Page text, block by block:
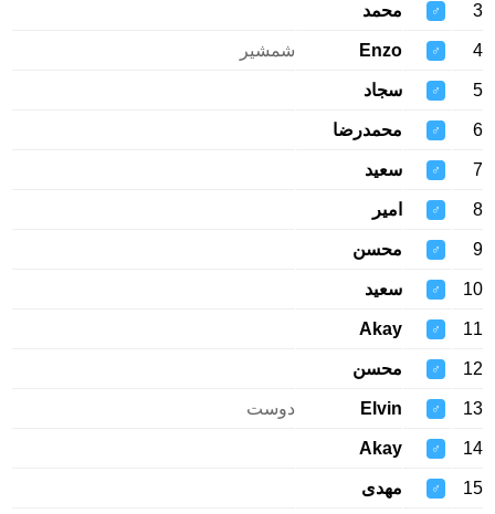
3
♂ محمد
4
♂
Enzo شمشیر
5
♂ سجاد
6
♂ محمدرضا
7
♂ سعید
8
♂ امیر
9
♂ محسن
10
♂ سعید
11
♂
Akay
12
♂ محسن
13
♂
Elvin دوست
14
♂
Akay
15
♂ مهدی